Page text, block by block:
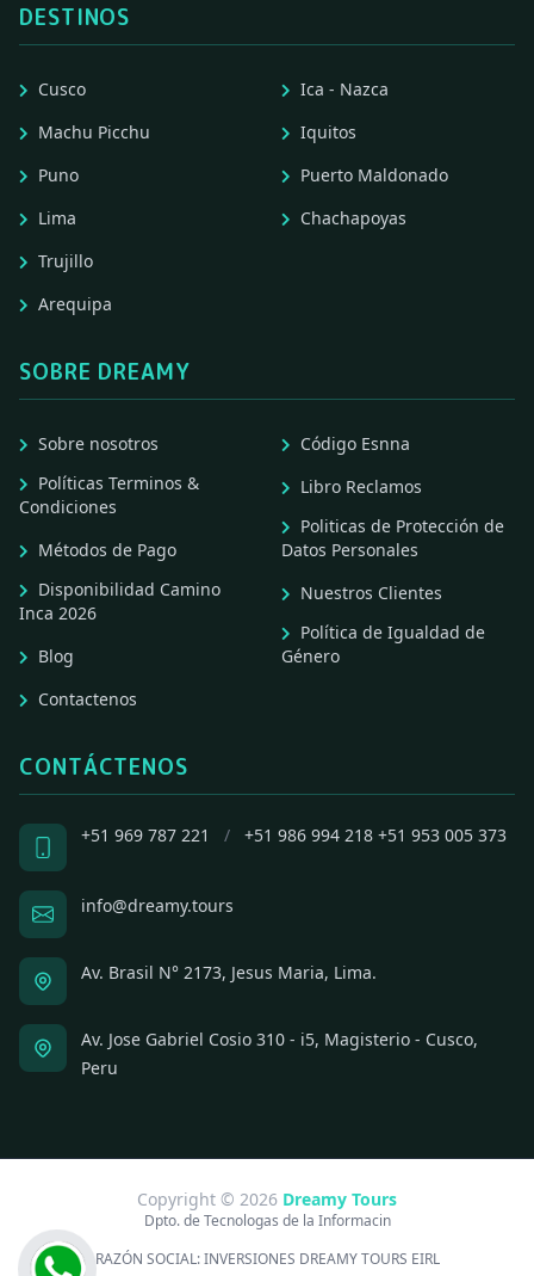
DESTINOS
Cusco
Machu Picchu
Puno
Lima
Trujillo
Arequipa
Ica - Nazca
Iquitos
Puerto Maldonado
Chachapoyas
SOBRE DREAMY
Sobre nosotros
Políticas Terminos &
Condiciones
Métodos de Pago
Disponibilidad Camino
Inca 2026
Blog
Contactenos
Código Esnna
Libro Reclamos
Politicas de Protección de
Datos Personales
Nuestros Clientes
Política de Igualdad de
Género
CONTÁCTENOS
+51 969 787 221 / +51 986 994 218 +51 953 005 373
info@dreamy.tours
Av. Brasil N° 2173, Jesus Maria, Lima.
Av. Jose Gabriel Cosio 310 - i5, Magisterio - Cusco,
Peru
Copyright © 2026 Dreamy Tours
Dpto. de Tecnologas de la Informacin
RAZÓN SOCIAL:INVERSIONES DREAMY TOURS EIRL